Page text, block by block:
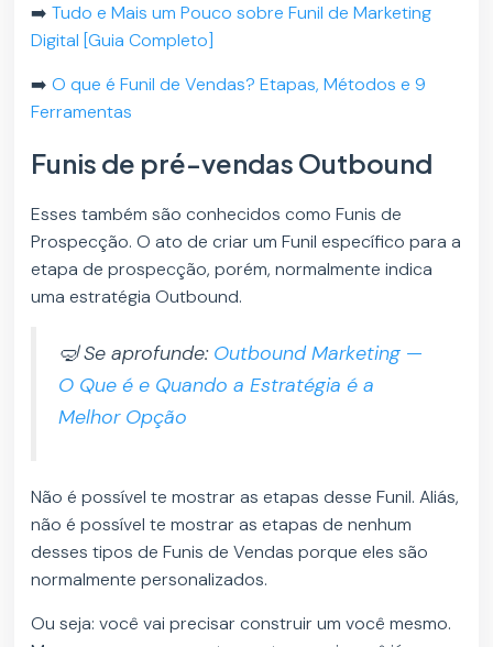
➡️Tudo e Mais um Pouco sobre Funil de Marketing
Digital [Guia Completo]
➡️O que é Funil de Vendas? Etapas, Métodos e 9
Ferramentas
Funis de pré-vendas Outbound
Esses também são conhecidos como Funis de
Prospecção. O ato de criar um Funil específico para a
etapa de prospecção, porém, normalmente indica
uma estratégia Outbound.
🤿 Se aprofunde: Outbound Marketing —
O Que é e Quando a Estratégia é a
Melhor Opção
Não é possível te mostrar as etapas desse Funil. Aliás,
não é possível te mostrar as etapas de nenhum
desses tipos de Funis de Vendas porque eles são
normalmente personalizados.
Ou seja: você vai precisar construir um você mesmo.